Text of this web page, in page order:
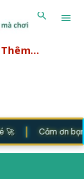
Thêm…
Cảm ơn